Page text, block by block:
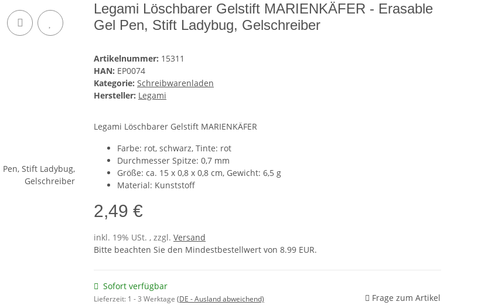
Legami Löschbarer Gelstift MARIENKÄFER - Erasable
Gel Pen, Stift Ladybug, Gelschreiber
Artikelnummer: 15311
HAN: EP0074
Kategorie: Schreibwarenladen
Hersteller: Legami
Legami Löschbarer Gelstift MARIENKÄFER
Farbe: rot, schwarz, Tinte: rot
Durchmesser Spitze: 0,7 mm
Größe: ca. 15 x 0,8 x 0,8 cm, Gewicht: 6,5 g
Material: Kunststoff
2,49 €
inkl. 19% USt. , zzgl. Versand
Bitte beachten Sie den Mindestbestellwert von 8.99 EUR.
Sofort verfügbar
Lieferzeit: 1 - 3 Werktage (DE - Ausland abweichend) Frage zum Artikel